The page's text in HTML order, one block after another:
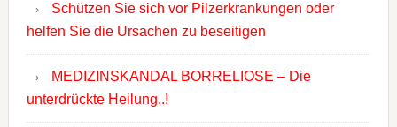
Schützen Sie sich vor Pilzerkrankungen oder
helfen Sie die Ursachen zu beseitigen
MEDIZINSKANDAL BORRELIOSE – Die
unterdrückte Heilung..!